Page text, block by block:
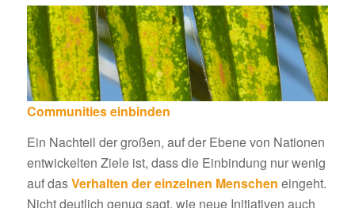
Communities einbinden
Ein Nachteil der großen, auf der Ebene von Nationen
entwickelten Ziele ist, dass die Einbindung nur wenig
auf dasVerhalten der einzelnen Menschen eingeht.
Nicht deutlich genug sagt, wie neue Initiativen auch